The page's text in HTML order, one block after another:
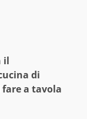
il
di
a tavola